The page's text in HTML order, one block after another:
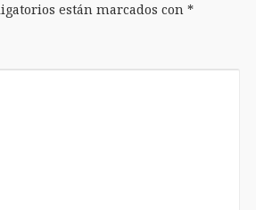
están marcados con *